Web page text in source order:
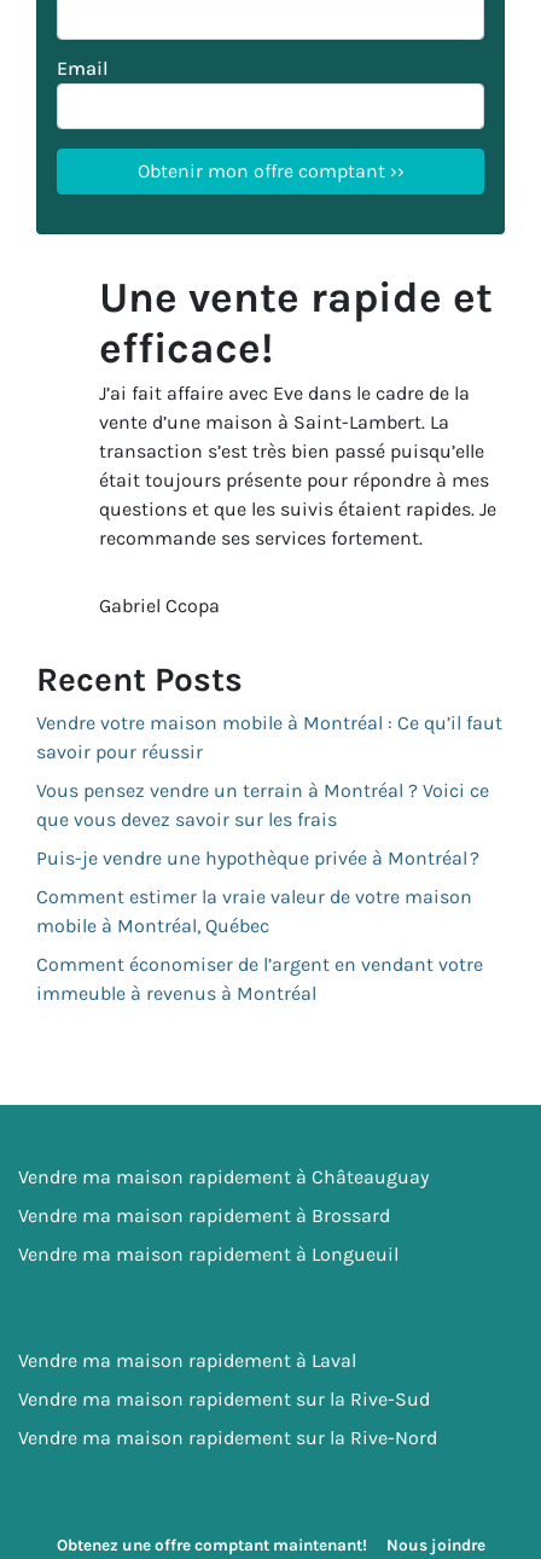
Email
Une vente rapide et
efficace!
J’ai fait affaire avec Eve dans le cadre de la
vente d’une maison à Saint-Lambert. La
transaction s’est très bien passé puisqu’elle
était toujours présente pour répondre à mes
questions et que les suivis étaient rapides. Je
recommande ses services fortement.
Gabriel Ccopa
Recent Posts
Vendre votre maison mobile à Montréal : Ce qu’il faut
savoir pour réussir
Vous pensez vendre un terrain à Montréal ? Voici ce
que vous devez savoir sur les frais
Puis-je vendre une hypothèque privée à Montréal ?
Comment estimer la vraie valeur de votre maison
mobile à Montréal, Québec
Comment économiser de l’argent en vendant votre
immeuble à revenus à Montréal
Vendre ma maison rapidement à Châteauguay
Vendre ma maison rapidement à Brossard
Vendre ma maison rapidement à Longueuil
Vendre ma maison rapidement à Laval
Vendre ma maison rapidement sur la Rive-Sud
Vendre ma maison rapidement sur la Rive-Nord
Obtenez une offre comptant maintenant! Nous joindre